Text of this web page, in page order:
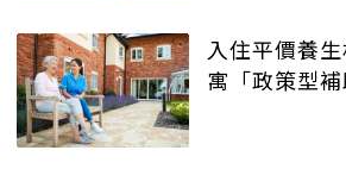
入住平價養
寓「政策型